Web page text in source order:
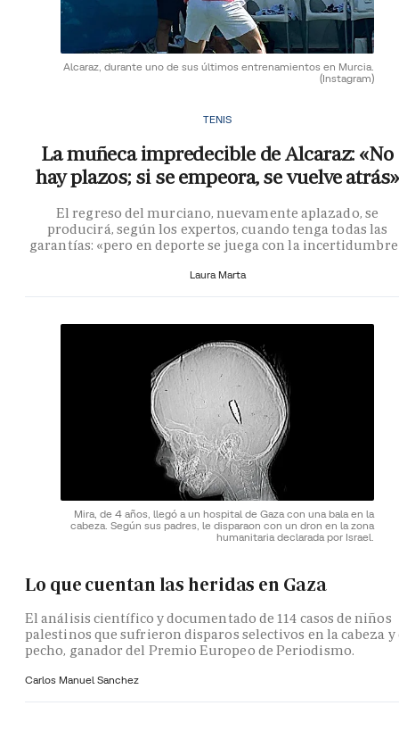
Alcaraz, durante uno de sus últimos entrenamientos en Murcia.
(Instagram)
TENIS
La muñeca impredecible de Alcaraz: «No
hay plazos; si se empeora, se vuelve atrás»
El regreso del murciano, nuevamente aplazado, se
producirá, según los expertos, cuando tenga todas las
garantías: «pero en deporte se juega con la
Laura Marta
Mira, de 4 años, llegó a un hospital de Gaza con una bala en la
cabeza. Según sus padres, le disparaon con un dron en la zona
humanitaria declarada por Israel.
Lo que cuentan las heridas en Gaza
El análisis científico y documentado de 114 casos de niños
palestinos que sufrieron disparos selectivos en la cabeza y
pecho, ganador del Premio Europeo de Periodismo.
Carlos Manuel Sanchez